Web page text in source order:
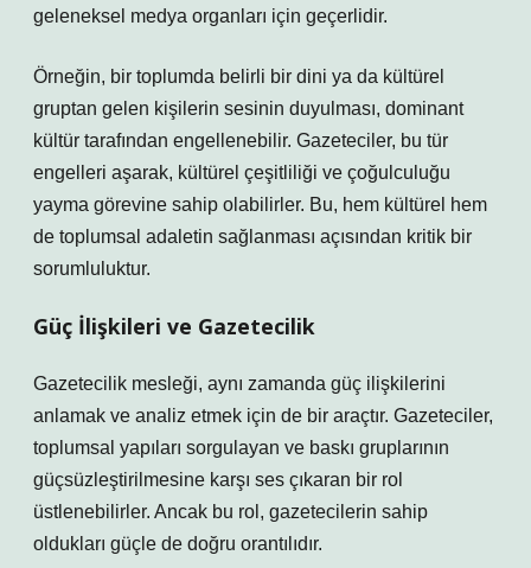
geleneksel medya organları için geçerlidir.
Örneğin, bir toplumda belirli bir dini ya da kültürel
gruptan gelen kişilerin sesinin duyulması, dominant
kültür tarafından engellenebilir. Gazeteciler, bu tür
engelleri aşarak, kültürel çeşitliliği ve çoğulculuğu
yayma görevine sahip olabilirler. Bu, hem kültürel hem
de toplumsal adaletin sağlanması açısından kritik bir
sorumluluktur.
Güç İlişkileri ve Gazetecilik
Gazetecilik mesleği, aynı zamanda güç ilişkilerini
anlamak ve analiz etmek için de bir araçtır. Gazeteciler,
toplumsal yapıları sorgulayan ve baskı gruplarının
güçsüzleştirilmesine karşı ses çıkaran bir rol
üstlenebilirler. Ancak bu rol, gazetecilerin sahip
oldukları güçle de doğru orantılıdır.